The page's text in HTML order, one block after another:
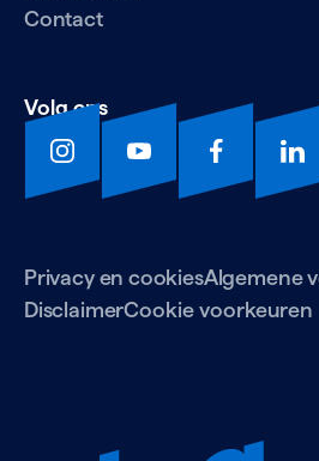
Contact
Privacy en cookiesAlgemene
DisclaimerCookie voorkeuren
Volg ons